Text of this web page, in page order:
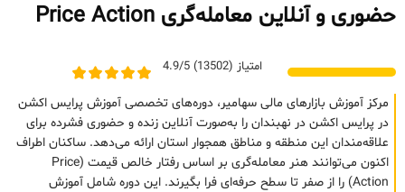
حضوری و آنلاین معامله‌گری Price Action
امتیاز (13502) 4.9/5
مرکز آموزش بازارهای مالی سهامیر، دوره‌های تخصصی آموزش پرایس اکشن
در پرایس اکشن در نهبندان را به‌صورت آنلاین زنده و حضوری فشرده برای
علاقه‌مندان این منطقه و مناطق همجوار استان ارائه می‌دهد. ساکنان اطراف
اکنون می‌توانند هنر معامله‌گری بر اساس رفتار خالص قیمت (Price
Action) را از صفر تا سطح حرفه‌ای فرا بگیرند. این دوره شامل آموزش